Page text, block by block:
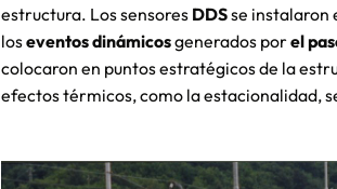
estructura. Los sensores DDSse instalaron
loseventos dinámicosgenerados porel
colocaron en puntos estratégicos de la
efectos térmicos, como la estacionalidad,